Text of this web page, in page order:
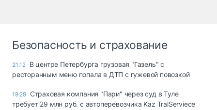
Безопасность и страхование
21:12 В центре Петербурга грузовая "Газель" с
ресторанным меню попала в ДТП с гужевой повозкой
19:29 Страховая компания "Пари" через суд в Туле
требует 29 млн руб. с автоперевозчика Kaz TralServiece